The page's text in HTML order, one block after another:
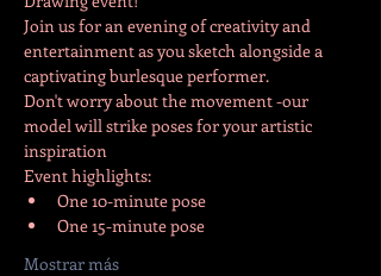
Join us for an evening of creativity and
entertainment as you sketch alongside a
captivating burlesque performer.
Don't worry about the movement -our
model will strike poses for your artistic
inspiration
Event highlights:
One 10-minute pose
One 15-minute pose
Mostrar más